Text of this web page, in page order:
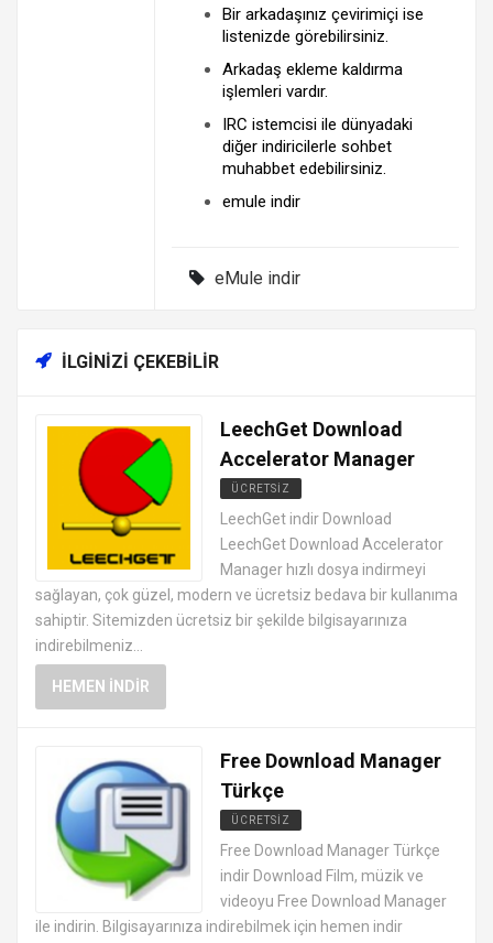
Bir arkadaşınız çevirimiçi ise
listenizde görebilirsiniz.
Arkadaş ekleme kaldırma
işlemleri vardır.
IRC istemcisi ile dünyadaki
diğer indiricilerle sohbet
muhabbet edebilirsiniz.
emule indir
eMule indir
İLGINIZI ÇEKEBILIR
LeechGet Download
Accelerator Manager
ÜCRETSIZ
DOSYA TRANSFER PROGRAMLARI
LeechGet indir Download
LeechGet Download Accelerator
Manager hızlı dosya indirmeyi
sağlayan, çok güzel, modern ve ücretsiz bedava bir kullanıma
sahiptir. Sitemizden ücretsiz bir şekilde bilgisayarınıza
indirebilmeniz...
HEMEN İNDIR
Free Download Manager
Türkçe
ÜCRETSIZ
DOSYA TRANSFER PROGRAMLARI
Free Download Manager Türkçe
indir Download Film, müzik ve
videoyu Free Download Manager
ile indirin. Bilgisayarınıza indirebilmek için hemen indir